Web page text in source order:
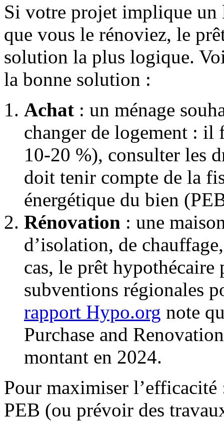
Si votre projet implique un
que vous le rénoviez, le
solution la plus logique.
la bonne solution :
Achat : un ménage
changer de logement :
10-20 %), consulter les
doit tenir compte de la
énergétique du bien
Rénovation : une
d’isolation, de
cas, le prêt hypothécaire
subventions régionales
rapport Hypo.org note
Purchase and
montant en 2024.
Pour maximiser
PEB (ou prévoir des